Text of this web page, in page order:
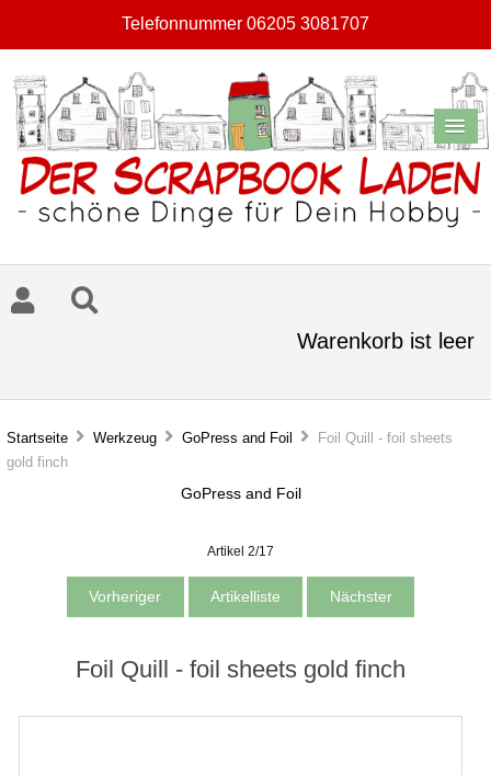
Telefonnummer 06205 3081707
Warenkorb ist leer
Startseite Werkzeug GoPress and Foil
Foil Quill - foil sheets
gold finch
GoPress and Foil
Artikel 2/17
Vorheriger Artikelliste Nächster
Foil Quill - foil sheets gold finch